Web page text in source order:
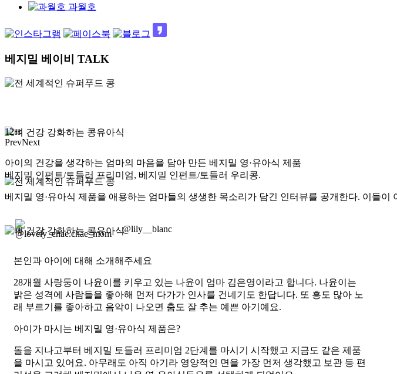
과월호
베지밀 베이비 TALK
12
PrevNext
아이의 건강을 생각하는 엄마의 마음을 담아 만든 베지밀 영·유아식 제품
베지밀 인펀트/토들러 프리미엄, 베지밀 인펀트/토들러 우리콩.
베지밀 영·유아식 제품을 애용하는 엄마들의 생생한 목소리가 담긴 인터뷰를 공개한다. 이들
@lily__blanc
본인과 아이에 대해 소개해주세요
28개월 사랑둥이 나윤이를 키우고 있는 나윤이 엄마 김은영이라고 합니다. 나윤이는
밝은 성격에 사람들을 좋아해 먼저 다가가 인사를 건네기도 한답니다. 또 흥도 많아 노
래 부르기를 좋아하고 음악이 나오면 춤도 잘 추는 예쁜 아기예요.
아이가 마시는 베지밀 영·유아식 제품은?
돌을 지나고부터 베지밀 토들러 프리미엄 2단계 를 마시기 시작했고 지금도 같은 제품
을 마시고 있어요. 아무래도 아직 아기라 영양적인 면을 가장 먼저 생각했고 보관 등 편